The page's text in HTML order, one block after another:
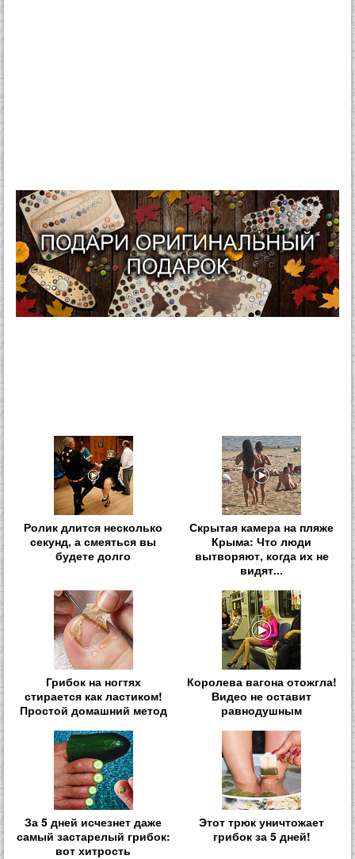
Ролик длится несколько
секунд, а смеяться вы
будете долго
Скрытая камера на пляже
Крыма: Что люди
вытворяют, когда их не
видят...
Грибок на ногтях
стирается как ластиком!
Простой домашний метод
Королева вагона отожгла!
Видео не оставит
равнодушным
За 5 дней исчезнет даже
самый застарелый грибок:
вот хитрость
Этот трюк уничтожает
грибок за 5 дней!